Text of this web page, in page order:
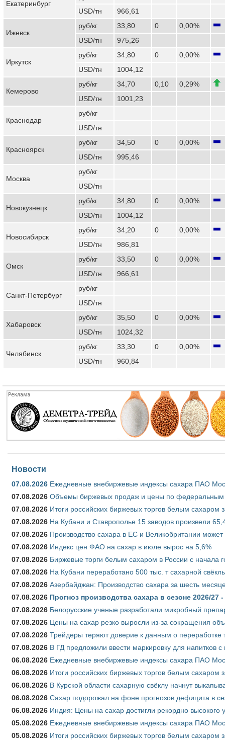
Екатеринбург
USD/тн
966,61
Ижевск
руб/кг 33,80 0
0,00%
USD/тн
975,26
Иркутск
руб/кг 34,80 0
0,00%
USD/тн
1004,12
Кемерово
руб/кг 34,70 0,10
0,29%
USD/тн
1001,23
Краснодар
руб/кг
USD/тн
Красноярск
руб/кг 34,50 0
0,00%
USD/тн
995,46
Москва
руб/кг
USD/тн
Новокузнецк
руб/кг 34,80 0
0,00%
USD/тн
1004,12
Новосибирск
руб/кг 34,20 0
0,00%
USD/тн
986,81
Омск
руб/кг 33,50 0
0,00%
USD/тн
966,61
Санкт-Петербург
руб/кг
USD/тн
Хабаровск
руб/кг 35,50 0
0,00%
USD/тн
1024,32
Челябинск
руб/кг 33,30 0
0,00%
USD/тн
960,84
Новости
07.08.2026 Ежедневные внебиржевые индексы сахара ПАО
07.08.2026 Объемы биржевых продаж и цены по федеральным
07.08.2026 Итоги российских биржевых торгов белым сахаром
07.08.2026 На Кубани и Ставрополье 15 заводов произвели
07.08.2026 Производство сахара в ЕС и Великобритании
07.08.2026 Индекс цен ФАО на сахар в июле вырос на 5,6%
07.08.2026 Биржевые торги белым сахаром в России с начала
07.08.2026 На Кубани переработано 500 тыс. т сахарной
07.08.2026 Азербайджан: Производство сахара за шесть
07.08.2026 Прогноз производства сахара в сезоне 2026/
07.08.2026 Белорусские ученые разработали микробный
07.08.2026 Цены на сахар резко выросли из-за сокращения
07.08.2026 Трейдеры теряют доверие к данным о переработке
07.08.2026 В ГД предложили ввести маркировку для напитков
06.08.2026 Ежедневные внебиржевые индексы сахара ПАО
06.08.2026 Итоги российских биржевых торгов белым сахаром
06.08.2026 В Курской области сахарную свёклу начнут
06.08.2026 Сахар подорожал на фоне прогнозов дефицита в
06.08.2026 Индия: Цены на сахар достигли рекордно высокого
05.08.2026 Ежедневные внебиржевые индексы сахара ПАО
05.08.2026 Итоги российских биржевых торгов белым сахаром